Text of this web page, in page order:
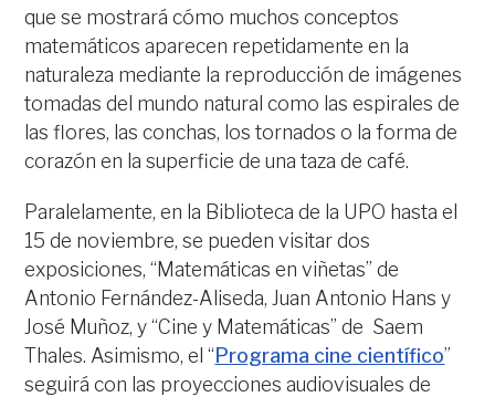
que se mostrará cómo muchos conceptos
matemáticos aparecen repetidamente en la
naturaleza mediante la reproducción de imágenes
tomadas del mundo natural como las espirales de
las flores, las conchas, los tornados o la forma de
corazón en la superficie de una taza de café.
Paralelamente, en la Biblioteca de la UPO hasta el
15 de noviembre, se pueden visitar dos
exposiciones, “Matemáticas en viñetas” de
Antonio Fernández-Aliseda, Juan Antonio Hans y
José Muñoz, y “Cine y Matemáticas” de Saem
Thales. Asimismo, el “ Programa cine científico”
seguirá con las proyecciones audiovisuales de